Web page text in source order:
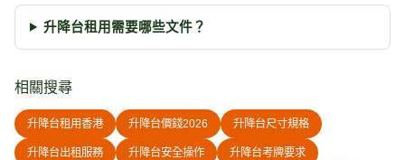
升降台租用需要哪些文件？
相關搜尋
升降台租用香港 升降台價錢2026 升降台尺寸規格
升降台出租服務 升降台安全操作 升降台考牌要求